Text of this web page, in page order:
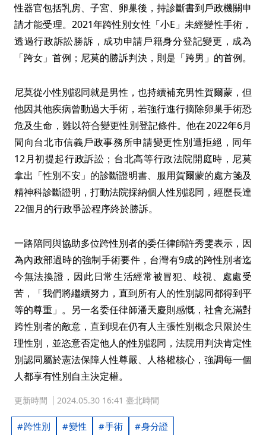
性器官包括乳房、子宮、卵巢後，持診斷書到戶政機關申
請才能受理。2021年跨性別女性「小E」未經變性手術，
透過行政訴訟勝訴，成功申請戶籍身分登記變更，成為
「跨女」首例；尼莫的勝訴判決，則是「跨男」的首例。
尼莫從小性別認同就是男性，也持續補充男性賀爾蒙，但
他因其他疾病曾動過大手術，若強行進行摘除卵巢手術恐
危及生命，難以符合變更性別登記條件。他在2022年6月
間向台北市信義戶政事務所申請變更性別遭拒絕，同年
12月初提起行政訴訟；台北高等行政法院開庭時，尼莫
拿出「性別不安」的診斷證明書、服用賀爾蒙的處方箋及
精神科診斷證明，打動法院採納個人性別認同，經歷長達
22個月的行政爭訟程序終於勝訴。
一路陪同與協助多位跨性別者的委任律師許秀雯表示，因
為內政部過時的強制手術要件，台灣有9成的跨性別者迄
今無法換證，因此日常生活經常被冒犯、歧視、處處受
苦，「我們將繼續努力，直到所有人的性別認同都得到平
等的尊重」。另一名委任律師潘天慶則感慨，社會充滿對
跨性別者的敵意，直到現在仍有人主張性別概念只限於生
理性別，並恣意否定他人的性別認同，法院用判決肯定性
別認同屬於憲法保障人性尊嚴、人格權核心，強調每一個
人都享有性別自主決定權。
更新時間 2024.05.30 16:41 臺北時間
跨性別 變性 手術 身分證